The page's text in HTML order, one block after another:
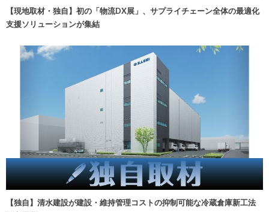
【現地取材・独自】初の「物流DX展」、サプライチェーン全体の最適化
支援ソリューションが集結
【独自】清水建設が建設・維持管理コストの抑制可能な冷蔵倉庫新工法